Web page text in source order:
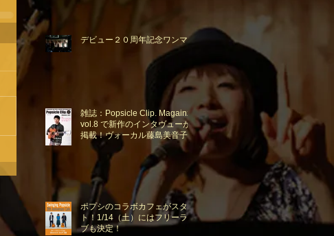
デビュー２０周年記念ワンマン
雑誌：Popsicle Clip. Magainze
vol.8 で新作のインタヴューが
掲載！ヴォーカル藤島美音子と
advantage Lucy アイコさんの
対談も。
ポプシのコラボカフェがスター
ト！1/14（土）にはフリーライ
ブも決定！